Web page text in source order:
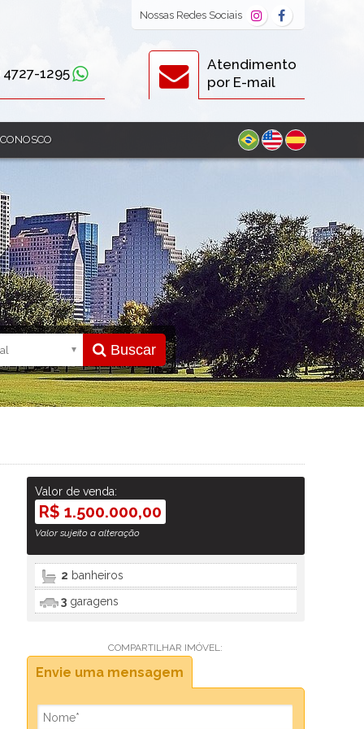
4727-1295
Atendimento
por E-mail
Nossas Redes Sociais
Buscar
Valor de venda:
R$ 1.500.000,00
Valor sujeito a alteração
2 banheiros
3 garagens
COMPARTILHAR IMÓVEL:
Envie uma mensagem